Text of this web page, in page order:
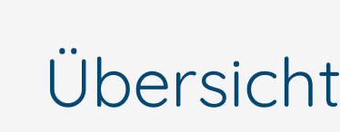
Übersicht